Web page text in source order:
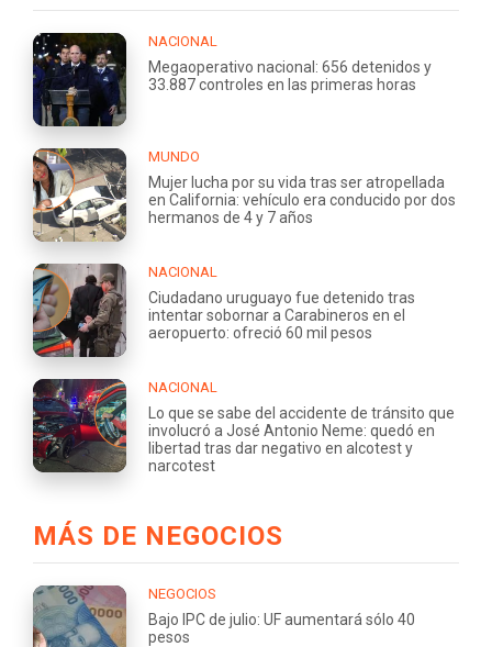
NACIONAL
Megaoperativo nacional: 656 detenidos y
33.887 controles en las primeras horas
MUNDO
Mujer lucha por su vida tras ser atropellada
en California: vehículo era conducido por dos
hermanos de 4 y 7 años
NACIONAL
Ciudadano uruguayo fue detenido tras
intentar sobornar a Carabineros en el
aeropuerto: ofreció 60 mil pesos
NACIONAL
Lo que se sabe del accidente de tránsito que
involucró a José Antonio Neme: quedó en
libertad tras dar negativo en alcotest y
narcotest
MÁS DE NEGOCIOS
NEGOCIOS
Bajo IPC de julio: UF aumentará sólo 40
pesos